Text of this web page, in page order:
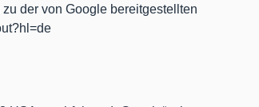
der von Google bereitgestellten